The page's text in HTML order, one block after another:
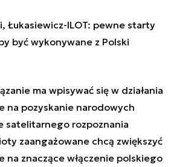
Łukasiewicz-ILOT: pewne starty
być wykonywane z Polski
ma wpisywać się w działania
na pozyskanie narodowych
satelitarnego rozpoznania
zaangażowane chcą zwiększyć
na znaczące włączenie polskiego